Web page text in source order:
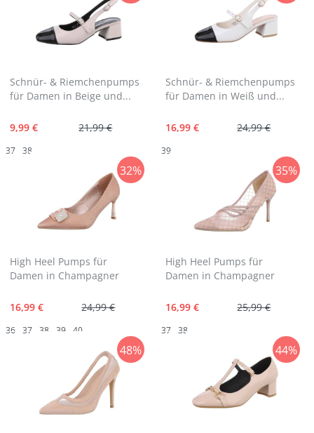
Schnür- & Riemchenpumps
für Damen in Beige und...
21,99 €
9,99 €
37 38
Schnür- & Riemchenpumps
für Damen in Weiß und...
24,99 €
16,99 €
39
32%
High Heel Pumps für
Damen in Champagner
24,99 €
16,99 €
36 37 38 39 40
35%
High Heel Pumps für
Damen in Champagner
25,99 €
16,99 €
37 38
48% 44%